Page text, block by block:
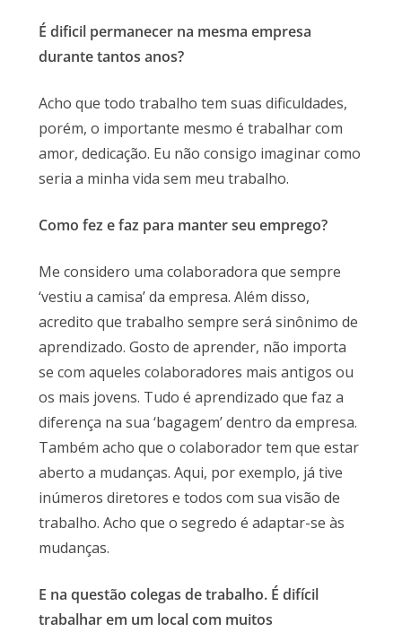
É dificil permanecer na mesma empresa
durante tantos anos?
Acho que todo trabalho tem suas dificuldades,
porém, o importante mesmo é trabalhar com
amor, dedicação. Eu não consigo imaginar como
seria a minha vida sem meu trabalho.
Como fez e faz para manter seu emprego?
Me considero uma colaboradora que sempre
‘vestiu a camisa’ da empresa. Além disso,
acredito que trabalho sempre será sinônimo de
aprendizado. Gosto de aprender, não importa
se com aqueles colaboradores mais antigos ou
os mais jovens. Tudo é aprendizado que faz a
diferença na sua ‘bagagem’ dentro da empresa.
Também acho que o colaborador tem que estar
aberto a mudanças. Aqui, por exemplo, já tive
inúmeros diretores e todos com sua visão de
trabalho. Acho que o segredo é adaptar-se às
mudanças.
E na questão colegas de trabalho. É difícil
trabalhar em um local com muitos